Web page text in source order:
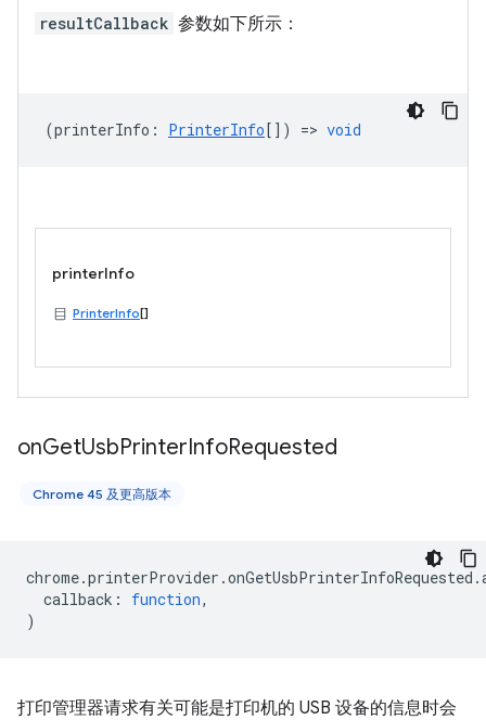
resultCallback 参数如下所示：
(printerInfo : PrinterInfo[]) => void
printerInfo
PrinterInfo[]
onGetUsbPrinterInfoRequested
Chrome 45 及更高版本
chrome.printerProvider .onGetUsbPrinterInfoRequested .
callback : function,
)
打印管理器请求有关可能是打印机的 USB 设备的信息时会